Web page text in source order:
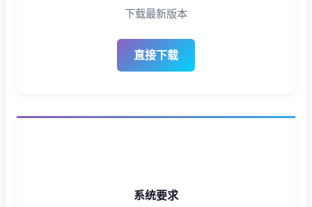
下载最新版本
直接下载
系统要求